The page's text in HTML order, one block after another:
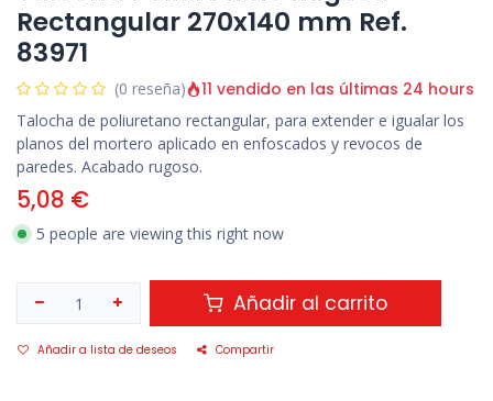
Rectangular 270x140 mm Ref.
83971
(0 reseña) 11 vendido en las últimas 24 hours
Talocha de poliuretano rectangular, para extender e igualar los
planos del mortero aplicado en enfoscados y revocos de
paredes. Acabado rugoso.
5,08 €
5 people are viewing this right now
Añadir al carrito
Añadir a lista de deseos Compartir